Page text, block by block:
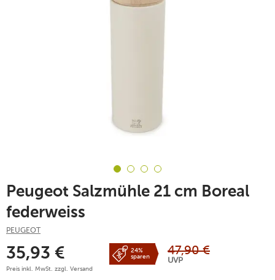
Peugeot Salzmühle 21 cm Boreal
federweiss
PEUGEOT
35,93 €
Preis inkl. MwSt. zzgl. Versand
24%
sparen
47,90 €
UVP